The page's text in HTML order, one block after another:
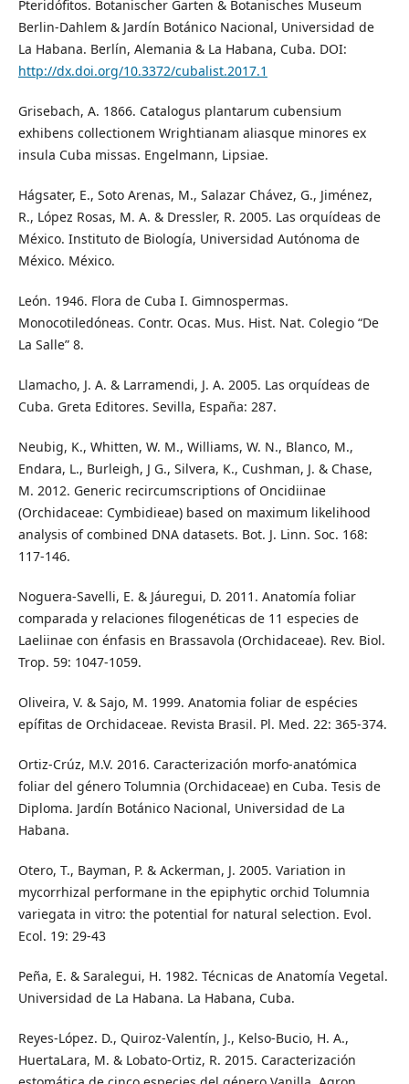
Pteridófitos. Botanischer Garten & Botanisches Museum
Berlin-Dahlem & Jardín Botánico Nacional, Universidad de
La Habana. Berlín, Alemania & La Habana, Cuba. DOI:
http://dx.doi.org/10.3372/cubalist.2017.1
Grisebach, A. 1866. Catalogus plantarum cubensium
exhibens collectionem Wrightianam aliasque minores ex
insula Cuba missas. Engelmann, Lipsiae.
Hágsater, E., Soto Arenas, M., Salazar Chávez, G., Jiménez,
R., López Rosas, M. A. & Dressler, R. 2005. Las orquídeas de
México. Instituto de Biología, Universidad Autónoma de
México. México.
León. 1946. Flora de Cuba I. Gimnospermas.
Monocotiledóneas. Contr. Ocas. Mus. Hist. Nat. Colegio “De
La Salle” 8.
Llamacho, J. A. & Larramendi, J. A. 2005. Las orquídeas de
Cuba. Greta Editores. Sevilla, España: 287.
Neubig, K., Whitten, W. M., Williams, W. N., Blanco, M.,
Endara, L., Burleigh, J G., Silvera, K., Cushman, J. & Chase,
M. 2012. Generic recircumscriptions of Oncidiinae
(Orchidaceae: Cymbidieae) based on maximum likelihood
analysis of combined DNA datasets. Bot. J. Linn. Soc. 168:
117-146.
Noguera-Savelli, E. & Jáuregui, D. 2011. Anatomía foliar
comparada y relaciones filogenéticas de 11 especies de
Laeliinae con énfasis en Brassavola (Orchidaceae). Rev. Biol.
Trop. 59: 1047-1059.
Oliveira, V. & Sajo, M. 1999. Anatomia foliar de espécies
epífitas de Orchidaceae. Revista Brasil. Pl. Med. 22: 365-374.
Ortiz-Crúz, M.V. 2016. Caracterización morfo-anatómica
foliar del género Tolumnia (Orchidaceae) en Cuba. Tesis de
Diploma. Jardín Botánico Nacional, Universidad de La
Habana.
Otero, T., Bayman, P. & Ackerman, J. 2005. Variation in
mycorrhizal performane in the epiphytic orchid Tolumnia
variegata in vitro: the potential for natural selection. Evol.
Ecol. 19: 29-43
Peña, E. & Saralegui, H. 1982. Técnicas de Anatomía Vegetal.
Universidad de La Habana. La Habana, Cuba.
Reyes-López. D., Quiroz-Valentín, J., Kelso-Bucio, H. A.,
HuertaLara, M. & Lobato-Ortiz, R. 2015. Caracterización